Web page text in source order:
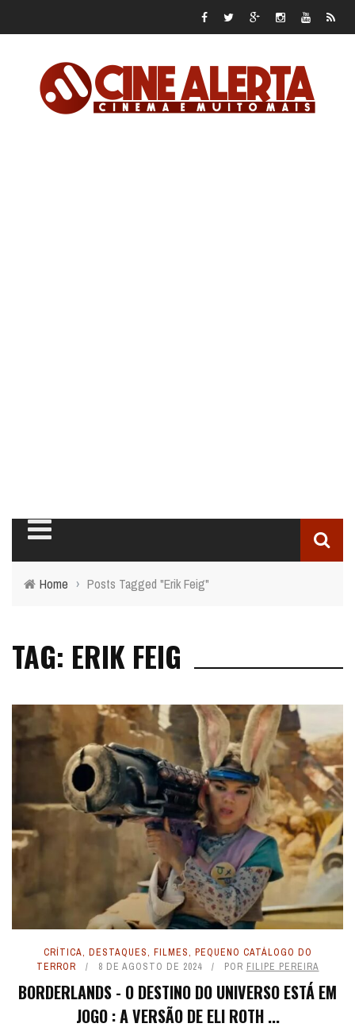
Home › Posts Tagged "Erik Feig"
TAG: ERIK FEIG
CRÍTICA, DESTAQUES, FILMES, PEQUENO CATÁLOGO DO
TERROR
8 DE AGOSTO DE 2024 POR FILIPE PEREIRA
BORDERLANDS - O DESTINO DO UNIVERSO ESTÁ EM
JOGO : A VERSÃO DE ELI ROTH ...